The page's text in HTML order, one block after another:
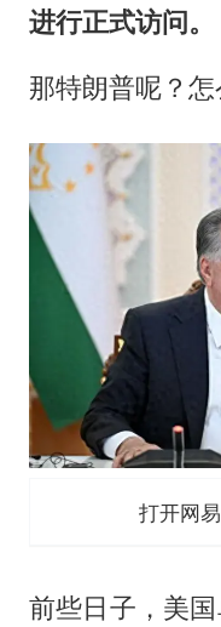
进行正式访问。
那特朗普呢？
打开网
前些日子，美